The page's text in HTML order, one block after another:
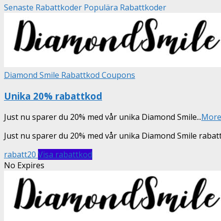
Senaste Rabattkoder Populära Rabattkoder
Diamond Smile Rabattkod Coupons
Unika 20% rabattkod
Just nu sparer du 20% med vår unika Diamond Smile...More
Just nu sparer du 20% med vår unika Diamond Smile
rabatt20 Visa rabattkod
No Expires